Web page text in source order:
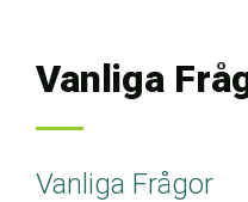
Vanliga
Vanliga Frågor